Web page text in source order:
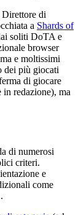
di
a Shards of
soliti DoTA e
browser
e moltissimi
dei più giocati
di giocare
redazione), ma
di numerosi
criteri.
e
come